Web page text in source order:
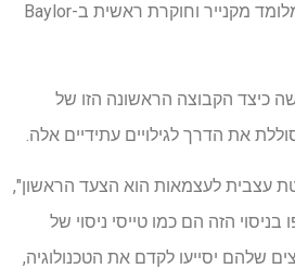
לנוירוכירורגיה ב-Baylor, מלומד מקנייר וחוקרת ראשית ב-Baylor
כיצד הקבוצה הראשונה הזו של
את הדרך לגילויים עתידיים אלה.
עצבית לעצמאות הוא הצעד הראשון",
הזה הם כמו טייסי ניסוי של
שלהם יסייעו לקדם את הטכנולוגיה,